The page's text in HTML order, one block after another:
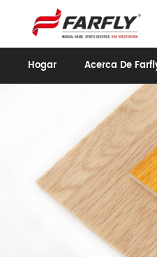
Hogar Acerca De